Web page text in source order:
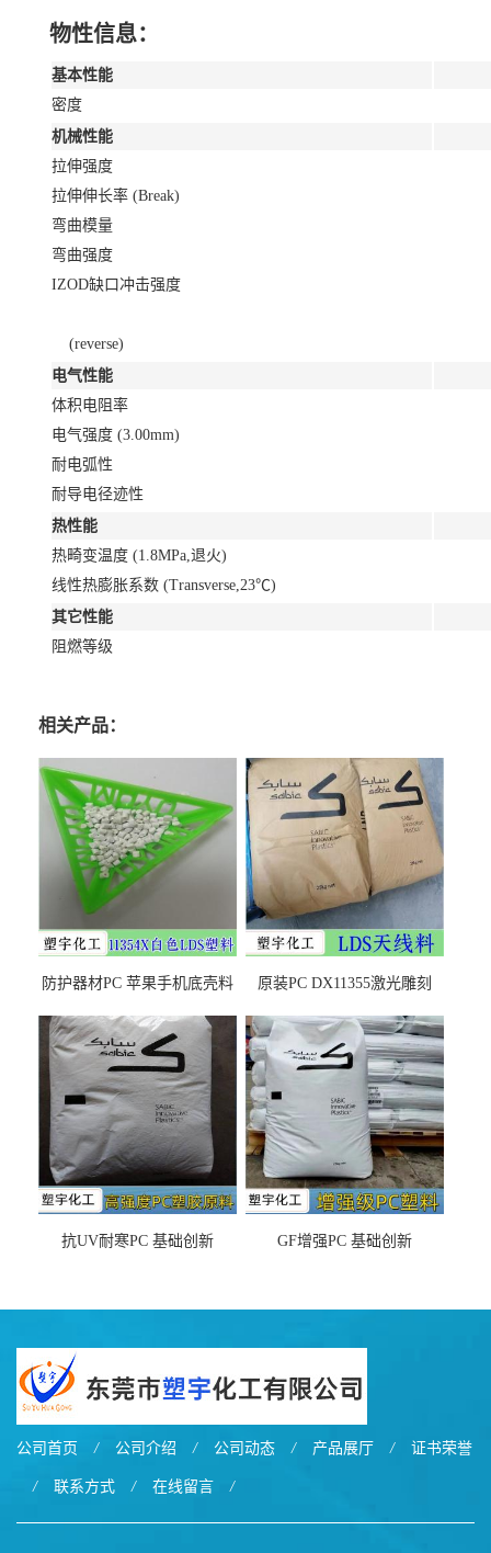
物性信息：
基本性能
密度
机械性能
拉伸强度
拉伸伸长率 (Break)
弯曲模量
弯曲强度
IZOD缺口冲击强度
(reverse)
电气性能
体积电阻率
电气强度 (3.00mm)
耐电弧性
耐导电径迹性
热性能
热畸变温度 (1.8MPa,退火)
线性热膨胀系数 (Transverse,23℃)
其它性能
阻燃等级
相关产品：
防护器材PC 苹果手机底壳料
之忧
原装PC DX11355激光雕刻
抗UV耐寒PC 基础创新
GF增强PC 基础创新
公司首页 / 公司介绍 / 公司动态 / 产品展厅 / 证书荣誉
/ 联系方式 / 在线留言 /